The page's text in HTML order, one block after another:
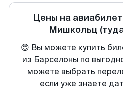
Цены на
Мишкольц
😍 Вы можете купить
из Барселоны по
можете выбрать
если уже знаете